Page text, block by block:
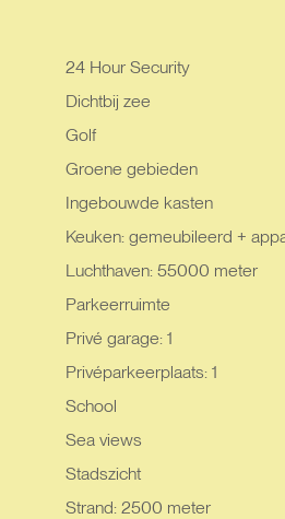
24 Hour Security
Dichtbij zee
Golf
Groene gebieden
Ingebouwde kasten
Keuken: gemeubileerd +
Luchthaven: 55000 meter
Parkeerruimte
Privé garage: 1
Privéparkeerplaats: 1
School
Sea views
Stadszicht
Strand: 2500 meter